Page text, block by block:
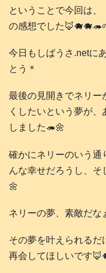
ということで今回は、
の感想でした
今日もしばうさ.netに
とう＊
最後の見開きでネリー
くしたいという夢が
しました🦔🌼
確かにネリーのいう通
んな幸せだろうし、
🌼
ネリーの夢、素敵だな
その夢を叶えられるだ
再会してほしいです